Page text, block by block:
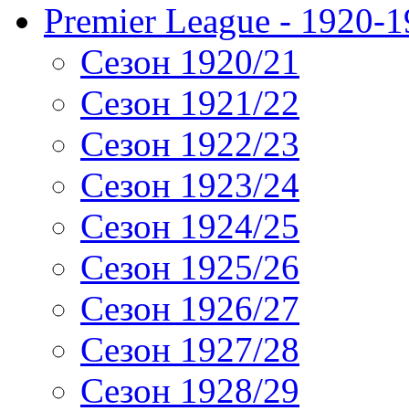
Premier League - 1920-
Сезон 1920/21
Сезон 1921/22
Сезон 1922/23
Сезон 1923/24
Сезон 1924/25
Сезон 1925/26
Сезон 1926/27
Сезон 1927/28
Сезон 1928/29